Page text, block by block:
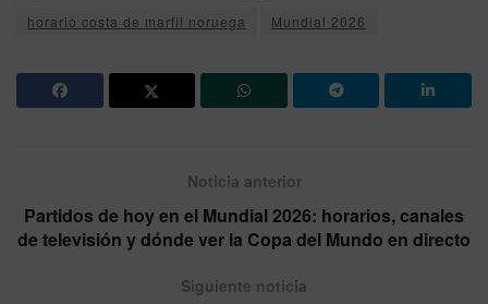
horario costa de marfil noruega
Mundial 2026
Noticia anterior
Partidos de hoy en el Mundial 2026: horarios, canales
de televisión y dónde ver la Copa del Mundo en directo
Siguiente noticia